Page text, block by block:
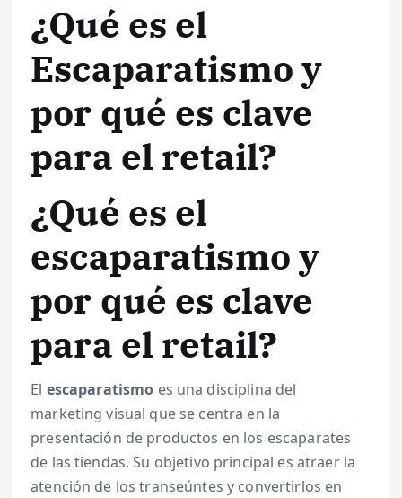
¿Qué es el
Escaparatismo y
por qué es clave
para el retail?
¿Qué es el
escaparatismo y
por qué es clave
para el retail?
El escaparatismo es una disciplina del
marketing visual que se centra en la
presentación de productos en los escaparates
de las tiendas. Su objetivo principal es atraer la
atención de los transeúntes y convertirlos en